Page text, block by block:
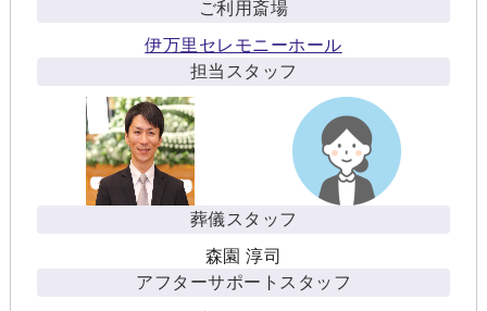
ご利用斎場
伊万里セレモニーホール
担当スタッフ
葬儀スタッフ
森園 淳司
アフターサポートスタッフ